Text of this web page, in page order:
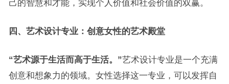
己的智慧和才能，实现个人价值和社会价值的双赢。
四、艺术设计专业：创意女性的艺术殿堂
“艺术源于生活而高于生活。”艺术设计专业是一个充满
创意和想象力的领域。女性选择这一专业，可以发挥自